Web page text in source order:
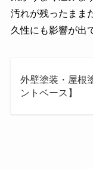
汚れが残ったまま
久性にも影響が出
外壁塗装・屋根
ントベース】